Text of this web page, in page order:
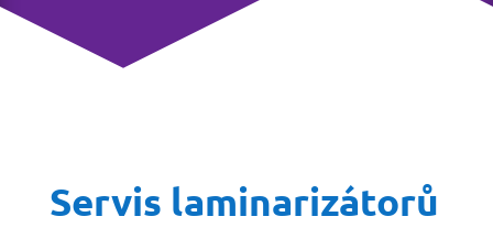
Servis laminarizátorů